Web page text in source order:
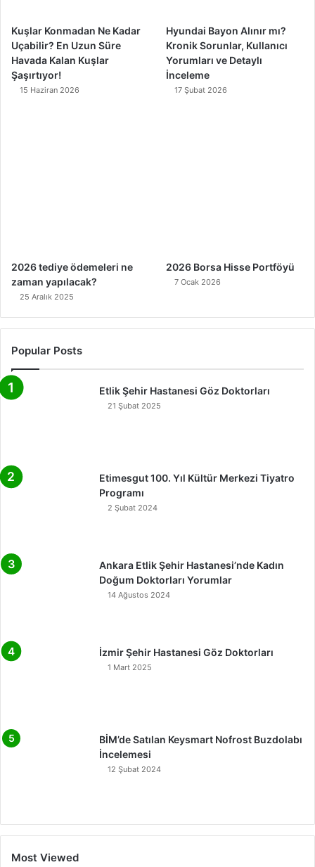
Kuşlar Konmadan Ne Kadar
Uçabilir? En Uzun Süre
Havada Kalan Kuşlar
Şaşırtıyor!
15 Haziran 2026
Hyundai Bayon Alınır mı?
Kronik Sorunlar, Kullanıcı
Yorumları ve Detaylı
İnceleme
17 Şubat 2026
2026 tediye ödemeleri ne
zaman yapılacak?
25 Aralık 2025
2026 Borsa Hisse Portföyü
7 Ocak 2026
Popular Posts
Etlik Şehir Hastanesi Göz Doktorları
21 Şubat 2025
Etimesgut 100. Yıl Kültür Merkezi Tiyatro
Programı
2 Şubat 2024
Ankara Etlik Şehir Hastanesi’nde Kadın
Doğum Doktorları Yorumlar
14 Ağustos 2024
İzmir Şehir Hastanesi Göz Doktorları
1 Mart 2025
BİM’de Satılan Keysmart Nofrost Buzdolabı
İncelemesi
12 Şubat 2024
Most Viewed